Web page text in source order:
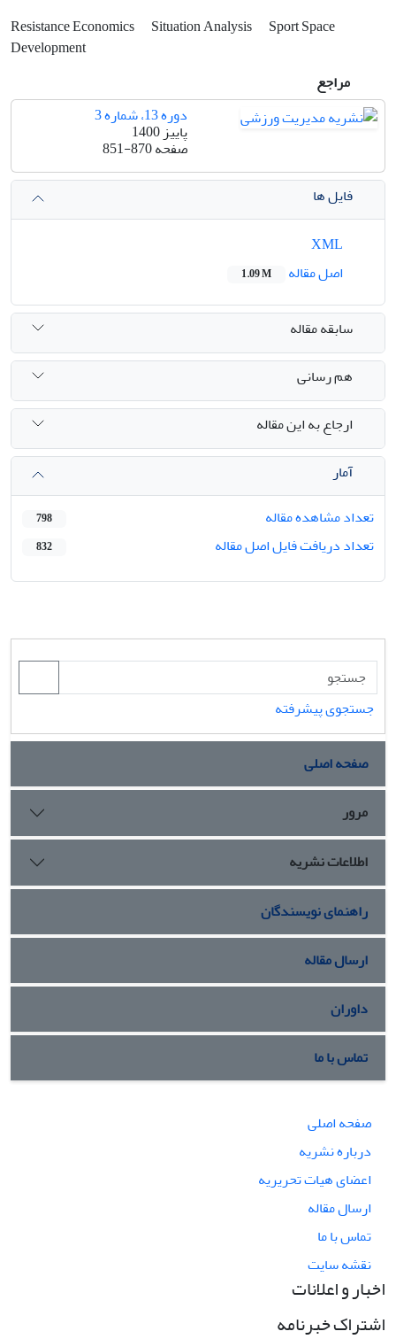
Resistance Economics Situation Analysis
Sport Space
Development
مراجع
دوره 13، شماره 3
پاییز 1400
صفحه851-870
فایل ها
اصل مقاله
1.09 M
سابقه مقاله
هم رسانی
ارجاع به این مقاله
آمار
تعداد مشاهده مقاله
798
تعداد دریافت فایل اصل مقاله 832
جستجوی پیشرفته
صفحه اصلی
مرور
اطلاعات نشریه
راهنمای نویسندگان
ارسال مقاله
داوران
تماس با ما
صفحه اصلی
درباره نشریه
اعضای هیات تحریریه
ارسال مقاله
تماس با ما
نقشه سایت
اخبار و اعلانات
اشتراک خبرنامه